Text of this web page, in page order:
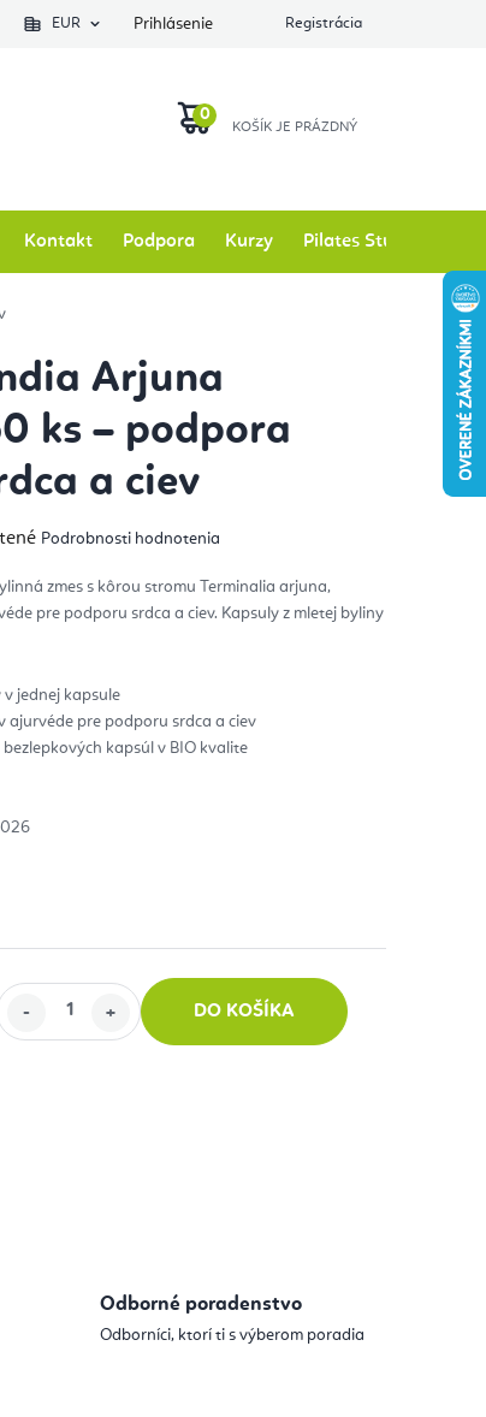
EUR Prihlásenie Registrácia
KOŠÍK
Kontakt Podpora Kurzy Pilates Studio
Arjuna
ks – podpora
a ciev
Podrobnosti hodnotenia
zmes s kôrou stromu Terminalia arjuna,
pre podporu srdca a ciev. Kapsuly z mletej byliny
jednej kapsule
ajurvéde pre podporu srdca a ciev
kapsúl v BIO kvalite
DO KOŠÍKA
Odborné poradenstvo
Odborníci, ktorí ti s výberom poradia